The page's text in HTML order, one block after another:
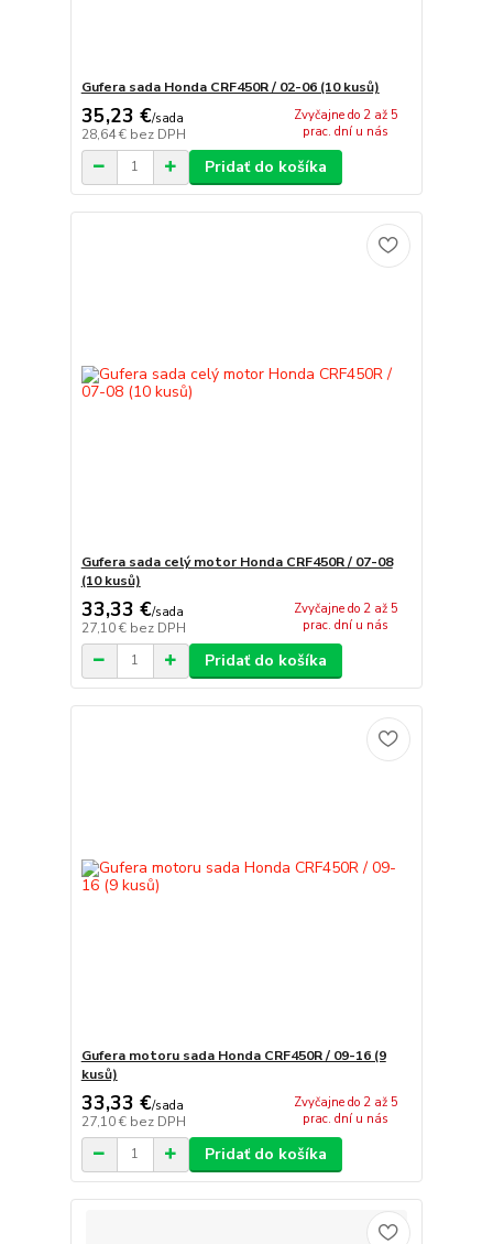
Gufera sada Honda CRF450R / 02-06 (10 kusů)
35,23 €/sada
28,64 € bez DPH
Zvyčajne do 2 až 5
prac. dní u nás
Pridať do košíka
Gufera sada celý motor Honda CRF450R / 07-08
(10 kusů)
33,33 €/sada
27,10 € bez DPH
Zvyčajne do 2 až 5
prac. dní u nás
Pridať do košíka
Gufera motoru sada Honda CRF450R / 09-16 (9
kusů)
33,33 €/sada
27,10 € bez DPH
Zvyčajne do 2 až 5
prac. dní u nás
Pridať do košíka